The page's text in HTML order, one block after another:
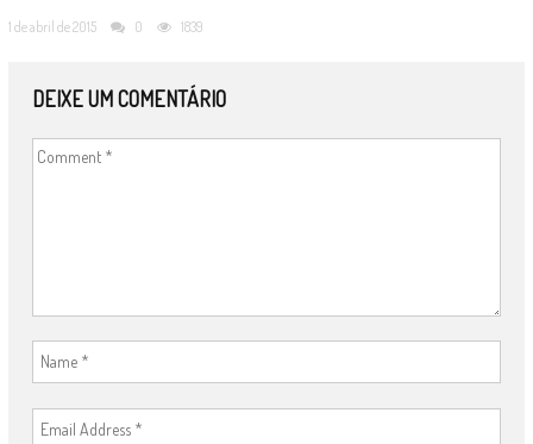
1 de abril de 2015 0 1839
DEIXE UM COMENTÁRIO